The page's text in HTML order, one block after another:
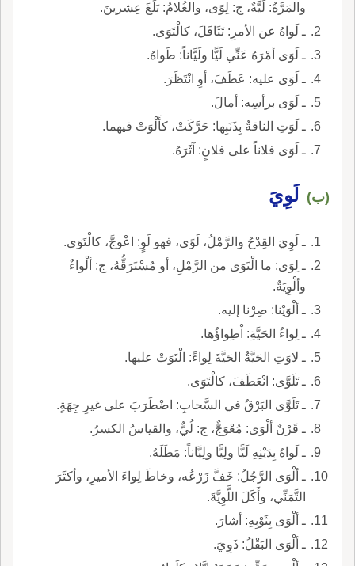
والمَرَّةُ: لَيَّةٌ، ج: لِوًى، والغُلامُ: بَلَغَ عِشرينَ.
ـ لَواهُ عن الأمرِ: تَثَاقَلَ، كالْتَوَى.
ـ لَوَى أمْرَهُ عَنِّي لَيًّا ولَيَّاناً: طَواهُ.
ـ لَوَى عليه: عَطَفَ، أوِ انْتَظَرَ.
ـ لَوَى برأسِه: أمالَ.
ـ لَوَتِ الناقةُ بِذَنَبِها: حَرَّكَتْ، كأَلْوَتْ فيهما.
ـ لَوَى فلاناً على فلانٍ: آثَرَهُ.
(ب) لَوِيَ
ـ لَوِيَ القِدْحُ والرَّمْلُ، لَوًى، فهو لَوٍ: اعْوجَّ، كالْتَوَى.
ـ لِوَى: ما الْتَوَى من الرَّمْلِ، أو مُسْتَرَقُّهُ، ج: ألْواءٌ
وألْوِيَةٌ.
ـ ألْوَيْنا: صِرْنا إليه.
ـ لِواءُ الحَيَّةِ: اْطِواؤُها.
ـ لاوَتِ الحَيَّةُ الحَيَّةَ لِواءً: الْتَوَتْ عليها.
ـ تَلَوَّى: انْعَطَفَ، كالْتَوَى.
ـ تَلَوَّى البَرْقُ في السَّحابِ: اضْطَرَبَ على غيرِ جِهَةٍ.
ـ قَرْنٌ ألْوَى: مُعْوَجٌّ، ج: لُيٌّ، والقياسُ الكسرُ.
ـ لَواهُ بِدَيْنِهِ لَيًّا ولِيًّا ولِيَّاناً: مَطَلَهُ.
ـ ألْوَى الرَّجُلُ: خَفَّ زَرْعُه، وخاطَ لِواءَ الأميرِ، وأكثَرَ
التَّمَنِّي، وأَكَلَ اللَّوِيَّةَ.
ـ ألْوَى بِثَوْبِهِ: أشارَ.
ـ ألْوَى البَقْلُ: ذَوِيَ.